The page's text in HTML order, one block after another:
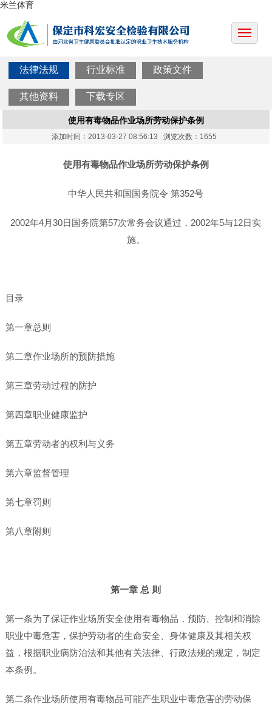
米兰体育
法律法规 行业标准 政策文件
其他资料 下载专区
使用有毒物品作业场所劳动保护条例
添加时间：2013-03-27 08:56:13 浏览次数：1655
使用有毒物品作业场所劳动保护条例
中华人民共和国国务院令 第352号
2002年4月30日国务院第57次常务会议通过，2002年5与12日实
施。
目录
第一章总则
第二章作业场所的预防措施
第三章劳动过程的防护
第四章职业健康监护
第五章劳动者的权利与义务
第六章监督管理
第七章罚则
第八章附则
第一章 总 则
第一条为了保证作业场所安全使用有毒物品，预防、控制和消除
职业中毒危害，保护劳动者的生命安全、身体健康及其相关权
益，根据职业病防治法和其他有关法律、行政法规的规定，制定
本条例。
第二条作业场所使用有毒物品可能产生职业中毒危害的劳动保